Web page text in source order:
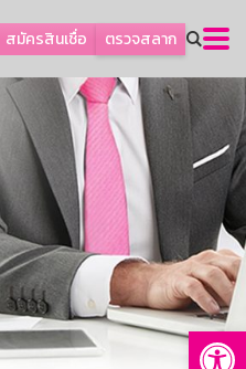
สมัครสินเชื่อ ตรวจสลาก